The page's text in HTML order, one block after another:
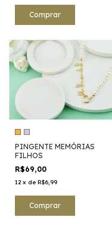
Comprar
PINGENTE MEMÓRIAS
FILHOS
R$69,00
12 x de R$6,99
Comprar